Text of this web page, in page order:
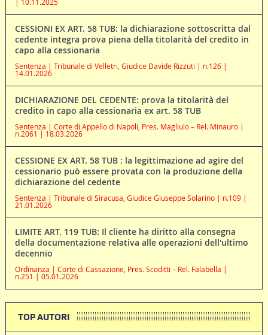
CESSIONI EX ART. 58 TUB: la dichiarazione sottoscritta dal
cedente integra prova piena della titolarità del credito in
capo alla cessionaria
Sentenza | Tribunale di Velletri, Giudice Davide Rizzuti | n.126 |
14.01.2026
DICHIARAZIONE DEL CEDENTE: prova la titolarità del
credito in capo alla cessionaria ex art. 58 TUB
Sentenza | Corte di Appello di Napoli, Pres. Magliulo – Rel. Minauro |
n.2061 | 18.03.2026
CESSIONE EX ART. 58 TUB : la legittimazione ad agire del
cessionario può essere provata con la produzione della
dichiarazione del cedente
Sentenza | Tribunale di Siracusa, Giudice Giuseppe Solarino | n.109 |
21.01.2026
LIMITE ART. 119 TUB: Il cliente ha diritto alla consegna
della documentazione relativa alle operazioni dell'ultimo
decennio
Ordinanza | Corte di Cassazione, Pres. Scoditti – Rel. Falabella |
n.251 | 05.01.2026
TOP AUTORI